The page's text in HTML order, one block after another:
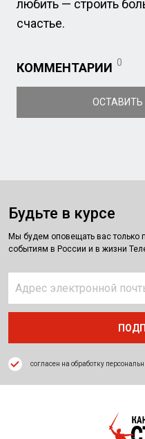
любить — строить
счастье.
КОММЕНТАРИИ 0
Будьте в курсе
Мы будем оповещать вас только
событиям в России и в жизни
согласен на обработку